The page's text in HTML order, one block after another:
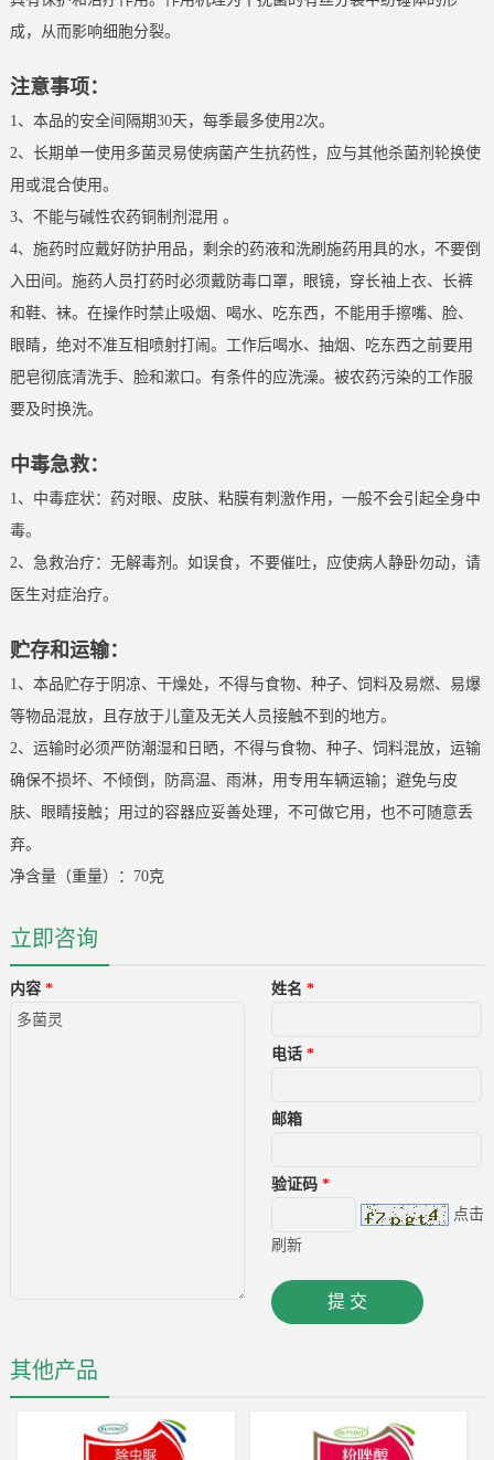
成，从而影响细胞分裂。
注意事项：
1、本品的安全间隔期30天，每季最多使用2次。
2、长期单一使用多菌灵易使病菌产生抗药性，应与其他杀菌剂轮换使
用或混合使用。
3、不能与碱性农药铜制剂混用 。
4、施药时应戴好防护用品，剩余的药液和洗刷施药用具的水，不要倒
入田间。施药人员打药时必须戴防毒口罩，眼镜，穿长袖上衣、长裤
和鞋、袜。在操作时禁止吸烟、喝水、吃东西，不能用手擦嘴、脸、
眼睛，绝对不准互相喷射打闹。工作后喝水、抽烟、吃东西之前要用
肥皂彻底清洗手、脸和漱口。有条件的应洗澡。被农药污染的工作服
要及时换洗。
中毒急救：
1、中毒症状：药对眼、皮肤、粘膜有刺激作用，一般不会引起全身中
毒。
2、急救治疗：无解毒剂。如误食，不要催吐，应使病人静卧勿动，请
医生对症治疗。
贮存和运输：
1、本品贮存于阴凉、干燥处，不得与食物、种子、饲料及易燃、易爆
等物品混放，且存放于儿童及无关人员接触不到的地方。
2、运输时必须严防潮湿和日晒，不得与食物、种子、饲料混放，运输
确保不损坏、不倾倒，防高温、雨淋，用专用车辆运输；避免与皮
肤、眼睛接触；用过的容器应妥善处理，不可做它用，也不可随意丢
弃。
净含量（重量）：70克
立即咨询
内容 * 姓名 *
电话 *
邮箱
验证码 *
点击
刷新
其他产品